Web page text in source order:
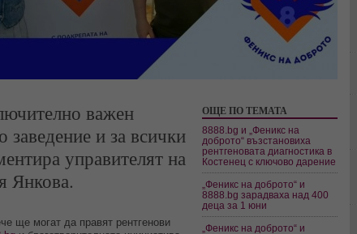
важен
и за всички
управителят на
Янкова.
ще могат да правят рентгенови
ОЩЕ ПО ТЕМАТА
8888.bg и „Феникс на
доброто“ възстановиха
рентгеновата диагностика в
Костенец с ключово дарение
„Феникс на доброто“ и
8888.bg зарадваха над 400
деца за 1 юни
„Феникс на доброто“ и